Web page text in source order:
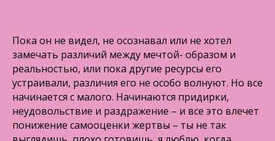
Пока он не видел, не осознавал или не хотел
замечать различий между мечтой- образом и
реальностью, или пока другие ресурсы его
устраивали, различия его не особо волнуют. Но все
начинается с малого. Начинаются придирки,
неудовольствие и раздражение – и все это влечет
понижение самооценки жертвы – ты не так